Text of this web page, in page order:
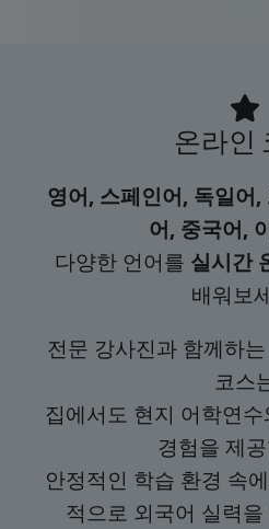
온라인
영어, 스페인어, 독일어
어, 중국어,
다양한 언어를 실시간
배워보
전문 강사진과 함께하
코스
집에서도 현지 어학연
경험을 제
안정적인 학습 환경 속
적으로 외국어 실력